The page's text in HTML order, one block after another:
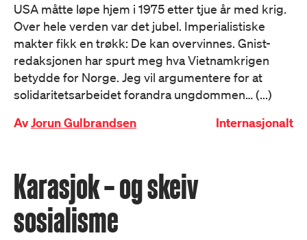
USA måtte løpe hjem i 1975 etter tjue år med krig.
Over hele verden var det jubel. Imperialistiske
makter fikk en trøkk: De kan overvinnes. Gnist-
redaksjonen har spurt meg hva Vietnamkrigen
betydde for Norge. Jeg vil argumentere for at
solidaritetsarbeidet forandra ungdommen… (...)
AvJorun Gulbrandsen Internasjonalt
Karasjok – og skeiv
sosialisme